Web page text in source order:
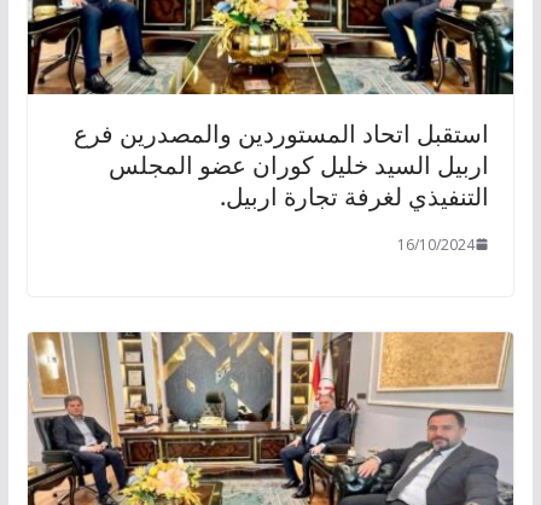
استقبل اتحاد المستوردين والمصدرين فرع
اربيل السيد خليل كوران عضو المجلس
التنفيذي لغرفة تجارة اربيل.
16/10/2024